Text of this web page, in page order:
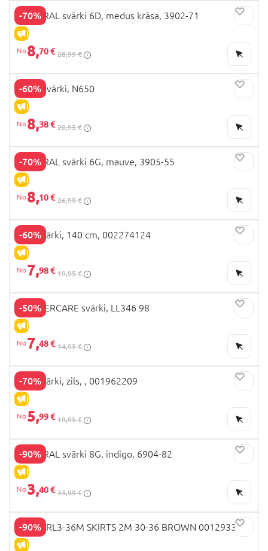
-70%
IZPĀRDOŠANA
MAYORAL svārki 6D, medus krāsa, 3902-71
8,70 € 28,99 €
-60%
IZPĀRDOŠANA
NEXT svārki, N650
8,38 € 20,95 €
-70%
IZPĀRDOŠANA
MAYORAL svārki 6G, mauve, 3905-55
8,10 € 26,99 €
-60%
IZPĀRDOŠANA
OVS svārki, 140 cm, 002274124
7,98 € 19,95 €
-50%
IZPĀRDOŠANA
MOTHERCARE svārki, LL346 98
7,48 € 14,95 €
-70%
IZPĀRDOŠANA
OVS svārki, zils, , 001962209
5,99 € 19,95 €
-90%
IZPĀRDOŠANA
MAYORAL svārki 8G, indigo, 6904-82
3,40 € 33,99 €
-90%
IZPĀRDOŠANA
OVS GIRL3-36M SKIRTS 2M 30-36 BROWN 001293389